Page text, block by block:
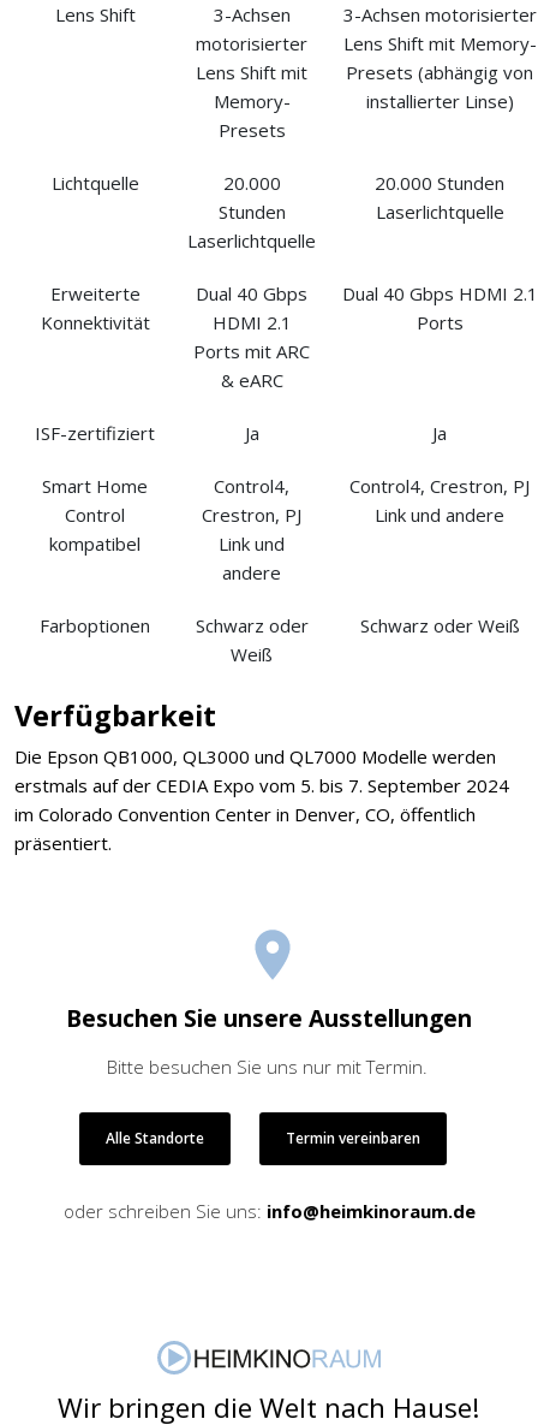
Lens Shift
3-Achsen
motorisierter
Lens Shift mit
Memory-
Presets
3-Achsen motorisierter
Lens Shift mit Memory-
Presets (abhängig von
installierter Linse)
Lichtquelle
20.000
Stunden
Laserlichtquelle
20.000 Stunden
Laserlichtquelle
Erweiterte
Konnektivität
Dual 40 Gbps
HDMI 2.1
Ports mit ARC
& eARC
Dual 40 Gbps HDMI 2.1
Ports
ISF-zertifiziert Ja Ja
Smart Home
Control
kompatibel
Control4,
Crestron, PJ
Link und
andere
Control4, Crestron, PJ
Link und andere
Farboptionen
Schwarz oder
Weiß
Schwarz oder Weiß
Verfügbarkeit
Die Epson QB1000, QL3000 und QL7000 Modelle werden
erstmals auf der CEDIA Expo vom 5. bis 7. September 2024
im Colorado Convention Center in Denver, CO, öffentlich
präsentiert.
Besuchen Sie unsere Ausstellungen
Bitte besuchen Sie uns nur mit Termin.
Alle Standorte Termin vereinbaren
oder schreiben Sie uns: info@heimkinoraum.de
Wir bringen die Welt nach Hause!